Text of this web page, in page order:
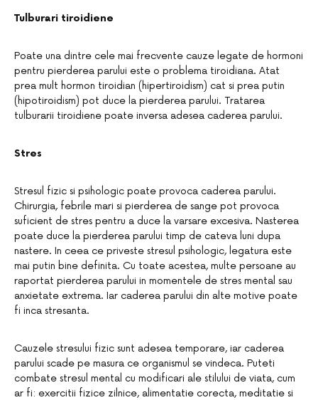
Tulburari tiroidiene
Poate una dintre cele mai frecvente cauze legate de hormoni
pentru pierderea parului este o problema tiroidiana. Atat
prea mult hormon tiroidian (hipertiroidism) cat si prea putin
(hipotiroidism) pot duce la pierderea parului. Tratarea
tulburarii tiroidiene poate inversa adesea caderea parului.
Stres
Stresul fizic si psihologic poate provoca caderea parului.
Chirurgia, febrile mari si pierderea de sange pot provoca
suficient de stres pentru a duce la varsare excesiva. Nasterea
poate duce la pierderea parului timp de cateva luni dupa
nastere. In ceea ce priveste stresul psihologic, legatura este
mai putin bine definita. Cu toate acestea, multe persoane au
raportat pierderea parului in momentele de stres mental sau
anxietate extrema. Iar caderea parului din alte motive poate
fi inca stresanta.
Cauzele stresului fizic sunt adesea temporare, iar caderea
parului scade pe masura ce organismul se vindeca. Puteti
combate stresul mental cu modificari ale stilului de viata, cum
ar fi: exercitii fizice zilnice, alimentatie corecta, meditatie si